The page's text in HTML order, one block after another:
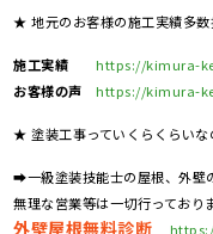
★ 地元のお客様の施工実績多数
施工実績
https://kimura-
お客様の声
https://kimura-
★ 塗装工事っていくらくらいな
➡一級塗装技能士の屋根、外壁
無理な営業等は一切行っており
外壁屋根無料診断